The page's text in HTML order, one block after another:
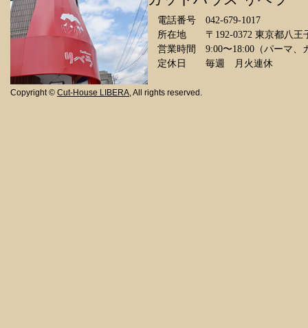
電話番号 042-679-1017
所在地 〒192-0372 東京都八王
営業時間 9:00〜18:00（パーマ、
定休日 毎週 月火連休
Copyright © Cut-House LIBERA , All rights reserved.